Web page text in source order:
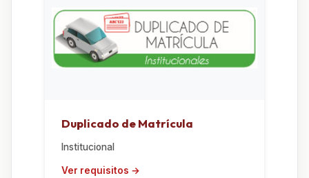
Duplicado de Matrícula
Institucional